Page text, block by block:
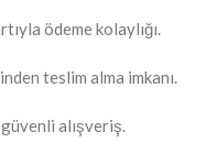
ödeme kolaylığı.
teslim alma imkanı.
alışveriş.